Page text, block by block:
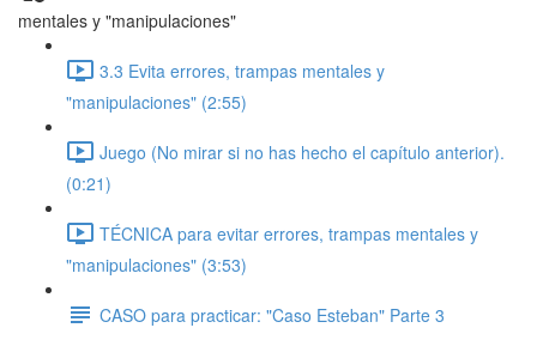
mentales y "manipulaciones"
3.3 Evita errores, trampas mentales y
"manipulaciones" (2:55)
Juego (No mirar si no has hecho el capítulo anterior).
(0:21)
TÉCNICA para evitar errores, trampas mentales y
"manipulaciones" (3:53)
CASO para practicar: "Caso Esteban" Parte 3